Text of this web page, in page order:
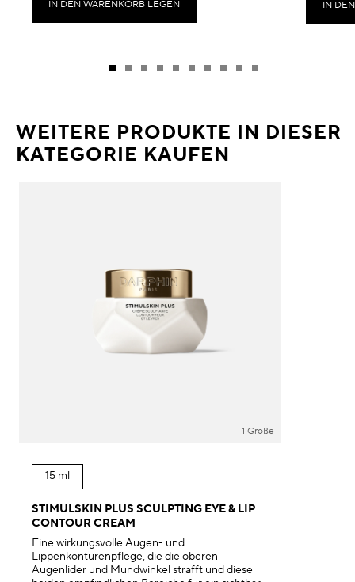
IN DEN WARENKORB LEGEN IN
WEITERE PRODUKTE IN DIESER
KATEGORIE KAUFEN
1 Größe
15 ml
STIMULSKIN PLUS SCULPTING EYE & LIP
CONTOUR CREAM
Eine wirkungsvolle Augen- und
Lippenkonturenpflege, die die oberen
Augenlider und Mundwinkel strafft und diese